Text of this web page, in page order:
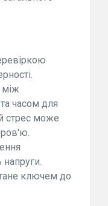
між
часом для
стрес може
ключем до